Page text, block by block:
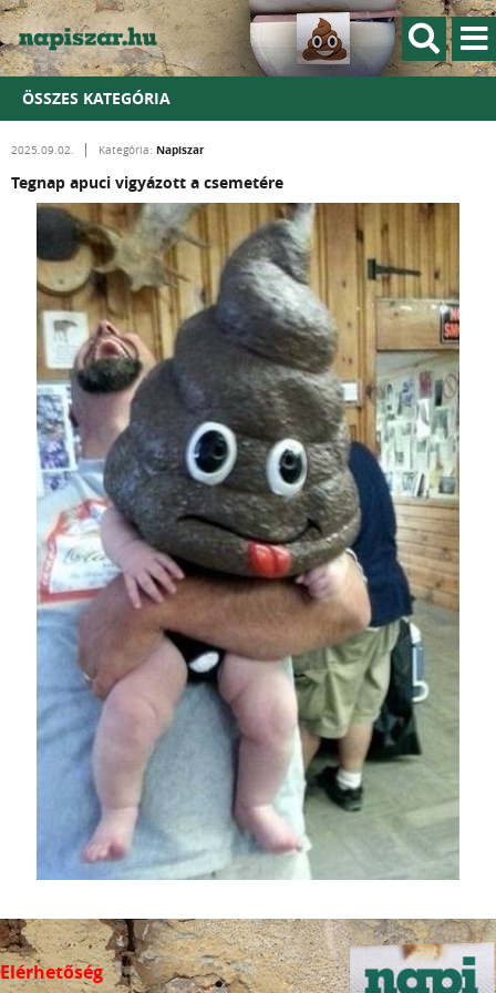
ÖSSZES KATEGÓRIA
2025.09.02. Kategória: Napiszar
Tegnap apuci vigyázott a csemetére
Elérhetőség